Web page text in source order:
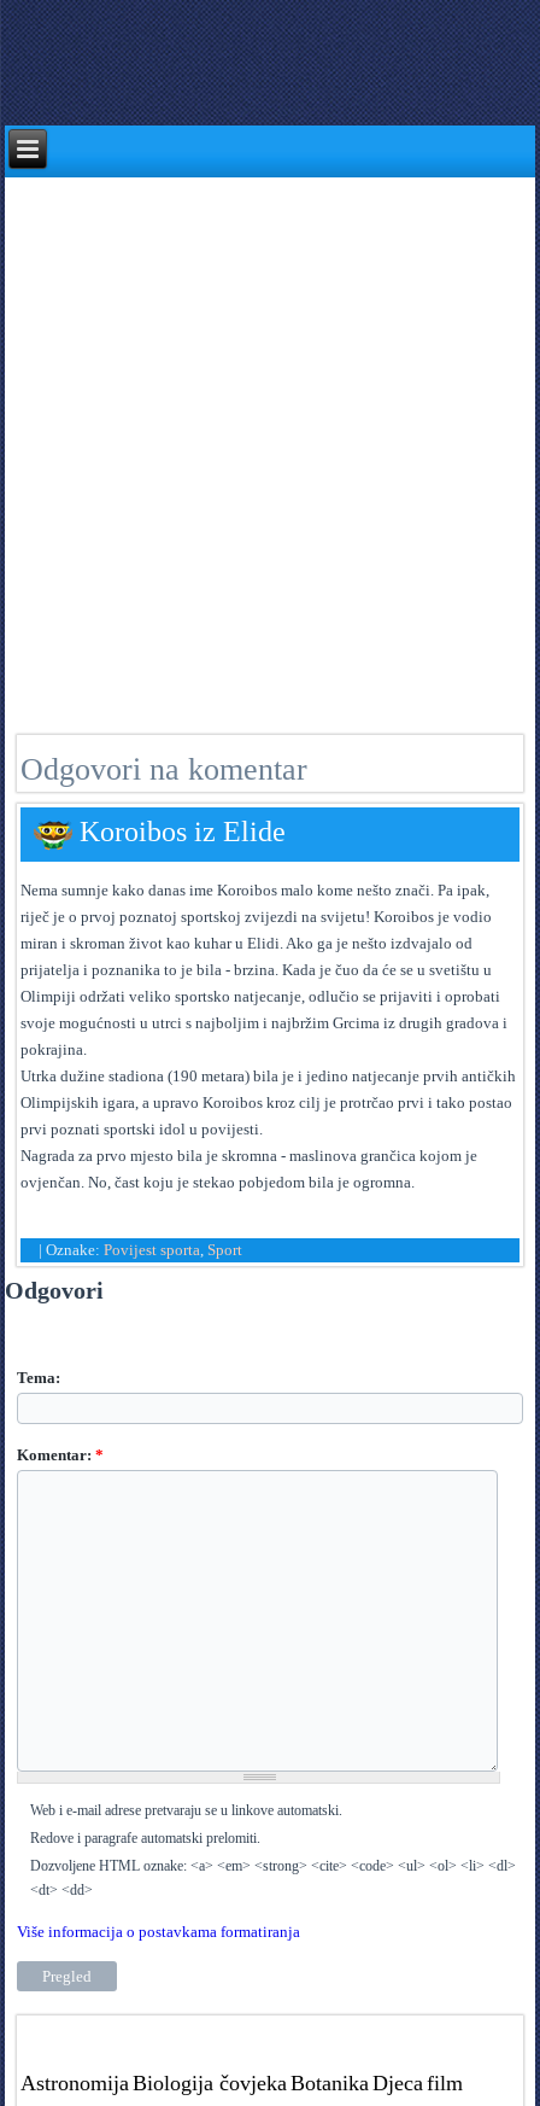
Odgovori na komentar
Koroibos iz Elide
Nema sumnje kako danas ime Koroibos malo kome nešto znači. Pa ipak,
riječ je o prvoj poznatoj sportskoj zvijezdi na svijetu! Koroibos je vodio
miran i skroman život kao kuhar u Elidi. Ako ga je nešto izdvajalo od
prijatelja i poznanika to je bila - brzina. Kada je čuo da će se u svetištu u
Olimpiji održati veliko sportsko natjecanje, odlučio se prijaviti i oprobati
svoje mogućnosti u utrci s najboljim i najbržim Grcima iz drugih gradova i
pokrajina.
Utrka dužine stadiona (190 metara) bila je i jedino natjecanje prvih antičkih
Olimpijskih igara, a upravo Koroibos kroz cilj je protrčao prvi i tako postao
prvi poznati sportski idol u povijesti.
Nagrada za prvo mjesto bila je skromna - maslinova grančica kojom je
ovjenčan. No, čast koju je stekao pobjedom bila je ogromna.
|Oznake:Povijest sporta ,Sport
Odgovori
Tema:
Komentar:*
Web i e-mail adrese pretvaraju se u linkove automatski.
Redove i paragrafe automatski prelomiti.
Dozvoljene HTML oznake: <a> <em> <strong> <cite> <code> <ul> <ol> <li> <dl>
<dt> <dd>
Više informacija o postavkama formatiranja
Astronomija Biologija čovjeka Botanika Djeca film